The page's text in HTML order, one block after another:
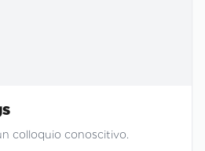
colloquio conoscitivo.